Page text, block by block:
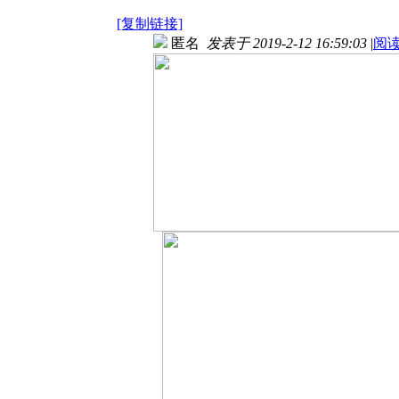
[复制链接]
匿名 发表于 2019-2-12 16:59:03 |阅